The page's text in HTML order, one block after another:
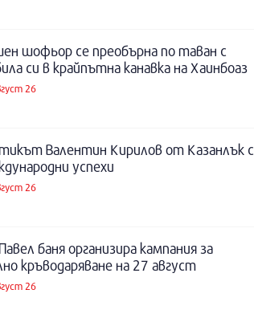
шофьор се преобърна по таван с
си в крайпътна канавка на Хаинбоаз
26
Валентин Кирилов от Казанлък с
успехи
26
баня организира кампания за
кръводаряване на 27 август
26